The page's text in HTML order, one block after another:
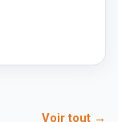
Voir tout →